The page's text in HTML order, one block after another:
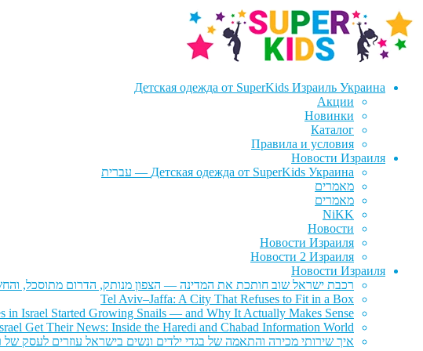
דלג
לניווט
לדלג
לתוכן
Детская одежда от SuperKids Израиль Украина
Акции
Новинки
Каталог
Правила и условия
Новости Израиля
Детская одежда от SuperKids Украина — עברית
מאמרים
מאמרים
NiKK
Новости
Новости Израиля
Новости 2 Израиля
Новости Израиля
רכבת ישראל שוב חותכת את המדינה — הצפון מנותק, הדרום מתוסכל,
Tel Aviv–Jaffa: A City That Refuses to Fit in a Box
in Israel Started Growing Snails — and Why It Actually Makes Sense
Get Their News: Inside the Haredi and Chabad Information World
איך שירותי מכירה והתאמה של בגדי ילדים ונשים בישראל עוזרים לעסק של